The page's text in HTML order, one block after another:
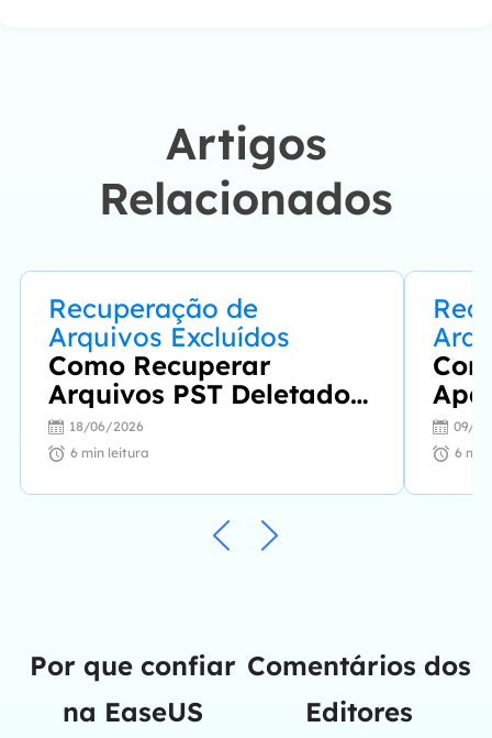
fácil e eficaz."…
Artigos
Relacionados
Recuperação de
Arquivos Excluídos
Como Recuperar
Arquivos PST Deletados
do HD?
18/06/2026
6 min leitura
09/
6
Por que confiar
na EaseUS
Comentários dos
Editores